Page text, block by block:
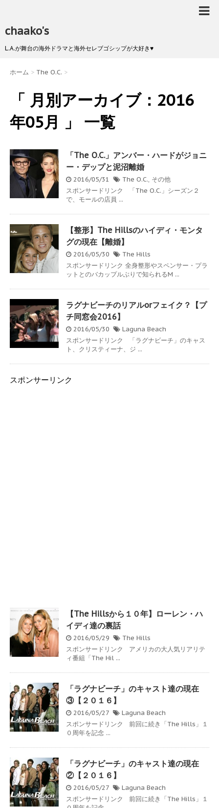
chaako's
L.A.が舞台の海外ドラマと海外セレブゴシップが大好き♥
ホーム > The O.C. >
「 月別アーカイブ：2016
年05月 」 一覧
「The O.C.」アンバー・ハードがジョニ
ー・デップと泥沼離婚
2016/05/31 The O.C., その他
スポンサードリンク 「The O.C.」シーズン２
で、モールの店員 ...
【整形】The Hillsのハイディ・モンタ
グの現在【離婚】
2016/05/30
The Hills
スポンサードリンク 全身整形やスペンサー・プラ
ットとのバカップルぶりで知られるM ...
ラグナビーチのリアルorフェイク？【プ
チ同窓会2016】
2016/05/30
Laguna Beach
スポンサードリンク 「ラグナビーチ」のキャス
ト、クリスティーナ、ジ ...
スポンサーリンク
【The Hillsから１０年】ローレン・ハ
イディ達の裏話
2016/05/29
The Hills
スポンサードリンク アメリカの大人気リアリテ
ィ番組「The Hil ...
「ラグナビーチ」のキャスト達の現在
③【２０１６】
2016/05/27
Laguna Beach
スポンサードリンク 前回に続き「The Hills」１
０周年を記念 ...
「ラグナビーチ」のキャスト達の現在
②【２０１６】
2016/05/27
Laguna Beach
スポンサードリンク 前回に続き「The Hills」１